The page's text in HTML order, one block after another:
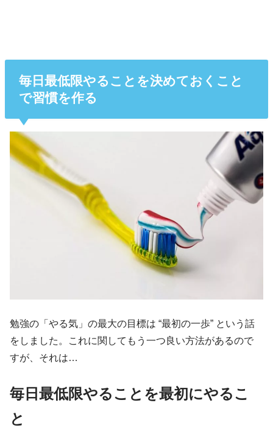
毎日最低限やることを決めておくこと
で習慣を作る
勉強の「やる気」の最大の目標は “最初の一歩” という話
をしました。これに関してもう一つ良い方法があるので
すが、それは…
毎日最低限やることを最初にやるこ
と